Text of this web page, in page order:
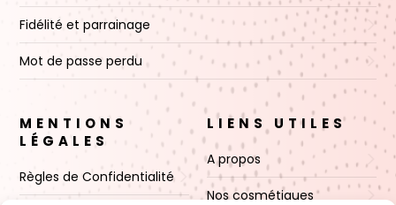
Fidélité et parrainage
Mot de passe perdu
MENTIONS
LÉGALES
Règles de Confidentialité
LIENS UTILES
A propos
Nos cosmétiques